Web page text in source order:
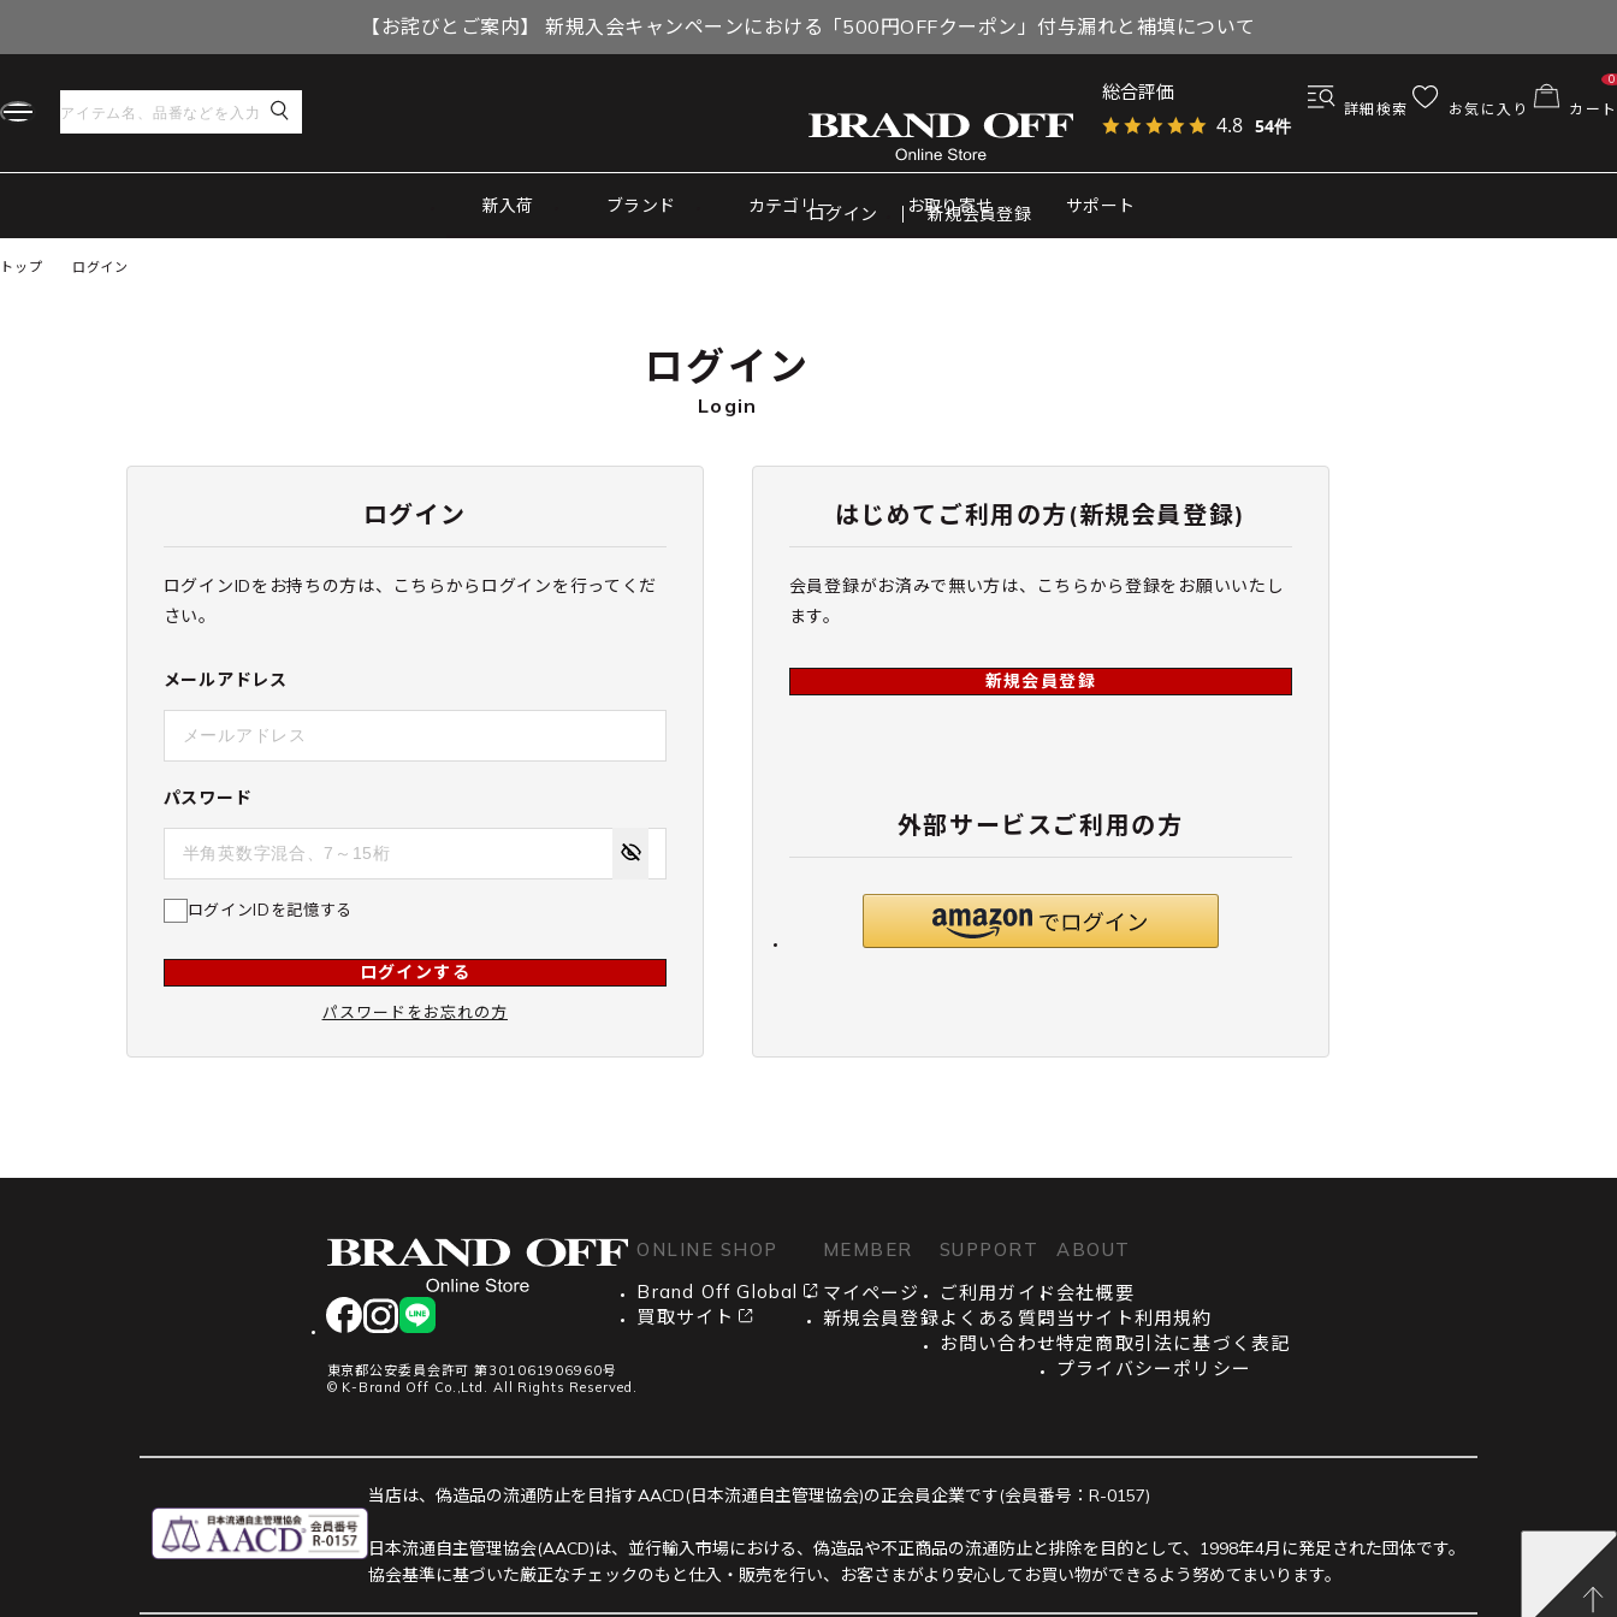
【お詫びとご案内】 新規入会キャンペーンにおける「500円OFFクーポン」付与漏れと補填について
総合評価
4.8 54件
詳細検索 お気に入り カート
0
新入荷 ブランド カテゴリー お取り寄せ サポート
ログイン 新規会員登録
トップ ログイン
ログイン
Login
ログイン
ログインIDをお持ちの方は、こちらからログインを行ってくだ
さい。
メールアドレス
パスワード
ログインIDを記憶する
ログインする
パスワードをお忘れの方
はじめてご利用の方(新規会員登録)
会員登録がお済みで無い方は、こちらから登録をお願いいたし
ます。
新規会員登録
外部サービスご利用の方
facebookinstagram
LINE
東京都公安委員会許可 第301061906960号
© K-Brand Off Co.,Ltd. All Rights Reserved.
ONLINE SHOP
Brand Off Global
買取サイト
MEMBER
マイページ
新規会員登録
SUPPORT
ご利用ガイド
よくある質問
お問い合わせ
ABOUT
会社概要
当サイト利用規約
特定商取引法に基づく表記
プライバシーポリシー
当店は、偽造品の流通防止を目指すAACD(日本流通自主管理協会)の正会員企業です(会員番号：R-0157)
日本流通自主管理協会(AACD)は、並行輸入市場における、偽造品や不正商品の流通防止と排除を目的として、1998年4月に発足された団体です。
協会基準に基づいた厳正なチェックのもと仕入・販売を行い、お客さまがより安心してお買い物ができるよう努めてまいります。